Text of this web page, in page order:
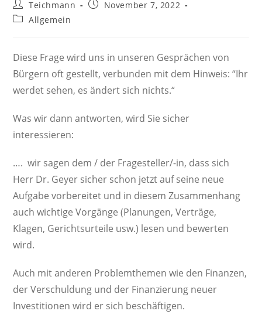
Beitrags-
Autor:
Teichmann
BeitragNovember 7, 2022
Beitrags-
Allgemein
Diese Frage wird uns in unseren Gesprächen von
Bürgern oft gestellt, verbunden mit dem Hinweis: “Ihr
werdet sehen, es ändert sich nichts.“
Was wir dann antworten, wird Sie sicher
interessieren:
…. wir sagen dem / der Fragesteller/-in, dass sich
Herr Dr. Geyer sicher schon jetzt auf seine neue
Aufgabe vorbereitet und in diesem Zusammenhang
auch wichtige Vorgänge (Planungen, Verträge,
Klagen, Gerichtsurteile usw.) lesen und bewerten
wird.
Auch mit anderen Problemthemen wie den Finanzen,
der Verschuldung und der Finanzierung neuer
Investitionen wird er sich beschäftigen.